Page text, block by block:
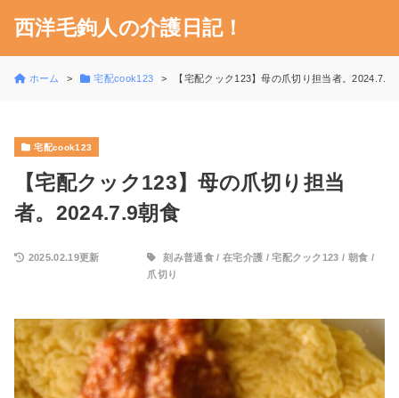
西洋毛鉤人の介護日記！
ホーム 宅配cook123 【宅配クック123】母の爪切り担当者。2024.7.9
宅配cook123
【宅配クック123】母の爪切り担当
者。2024.7.9朝食
2025.02.19更新 刻み普通食/ 在宅介護 /宅配クック123 / 朝食 /
爪切り